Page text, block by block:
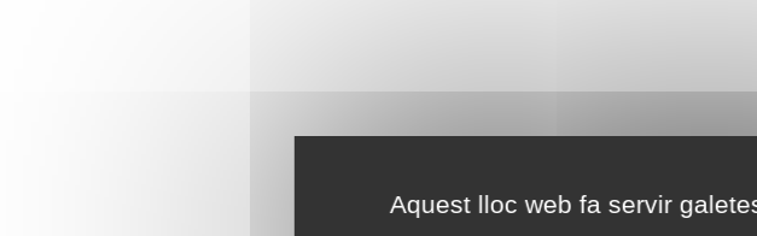
Aquest lloc web fa servir